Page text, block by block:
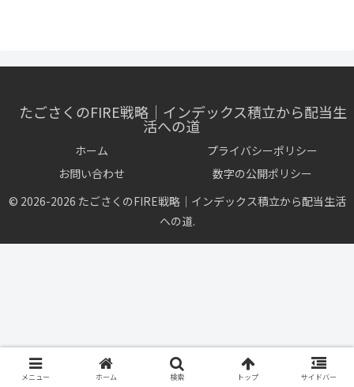
たごさくのFIRE戦略｜インデックス積立から配当生
活への道
ホーム
プライバシーポリシー
お問い合わせ
数字の公開ポリシー
© 2026-2026 たごさくのFIRE戦略｜インデックス積立から配当生活
への道.
メニュー ホーム 検索 トップ サイドバー